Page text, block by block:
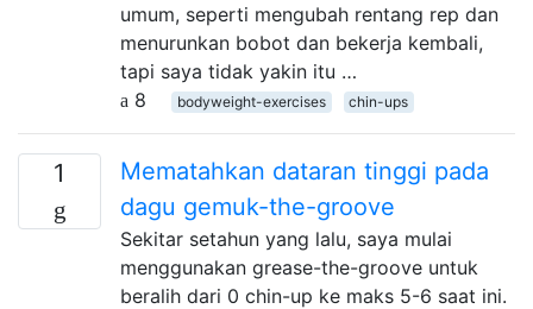
umum, seperti mengubah rentang rep dan
menurunkan bobot dan bekerja kembali,
tapi saya tidak yakin itu …
8
bodyweight-exercises chin-ups
1
Mematahkan dataran tinggi pada
dagu gemuk-the-groove
Sekitar setahun yang lalu, saya mulai
menggunakan grease-the-groove untuk
beralih dari 0 chin-up ke maks 5-6 saat ini.